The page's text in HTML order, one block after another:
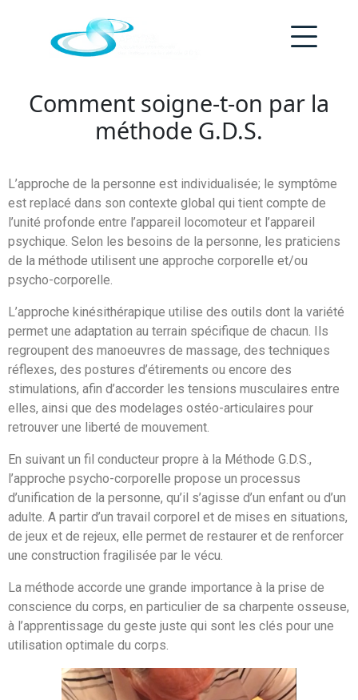
Comment soigne-t-on par la
méthode G.D.S.
L’approche de la personne est individualisée; le symptôme
est replacé dans son contexte global qui tient compte de
l’unité profonde entre l’appareil locomoteur et l’appareil
psychique. Selon les besoins de la personne, les praticiens
de la méthode utilisent une approche corporelle et/ou
psycho-corporelle.
L’approche kinésithérapique utilise des outils dont la variété
permet une adaptation au terrain spécifique de chacun. Ils
regroupent des manoeuvres de massage, des techniques
réflexes, des postures d’étirements ou encore des
stimulations, afin d’accorder les tensions musculaires entre
elles, ainsi que des modelages ostéo-articulaires pour
retrouver une liberté de mouvement.
En suivant un fil conducteur propre à la Méthode G.D.S.,
l’approche psycho-corporelle propose un processus
d’unification de la personne, qu’il s’agisse d’un enfant ou d’un
adulte. A partir d’un travail corporel et de mises en situations,
de jeux et de rejeux, elle permet de restaurer et de renforcer
une construction fragilisée par le vécu.
La méthode accorde une grande importance à la prise de
conscience du corps, en particulier de sa charpente osseuse,
à l’apprentissage du geste juste qui sont les clés pour une
utilisation optimale du corps.